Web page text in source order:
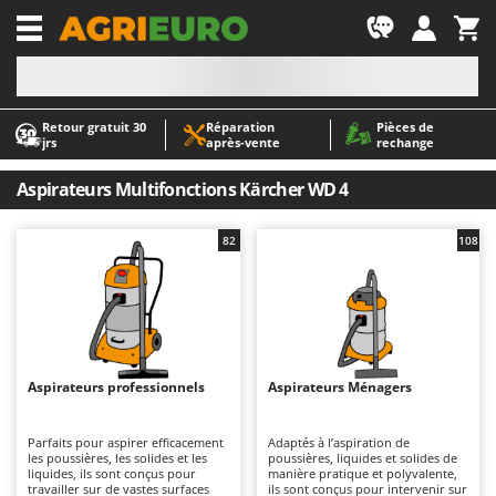
Retour gratuit 30
jrs
Réparation
après‑vente
Pièces de
rechange
-1
A
Abris de jardin
Accessoires pour tracteurs tondeuses autoportés
Aérateurs Scarificateurs pour gazon
Arracheuses de pommes de terre pour tracteur
Aspirateurs - Balais Électriques
Aspirateurs à cendres
Aspirateurs à feuilles sur roues
Aspirateurs de piscine
Atomiseurs agricoles pour tracteurs
Atomiseurs pour traitements
A
AgriEuro Premium
AgriEuro TOP-LINE
Airmec
AL-KO
ALA 2000
Alpina
Ama
Aspirateurs Multifonctions Kärcher WD 4
Aspirateurs professionnels
Parfaits pour aspirer efficacement
les poussières, les solides et les
liquides, ils sont conçus pour
travailler sur de vastes surfaces
82
Aspirateurs Ménagers
Adaptés à l’aspiration de
poussières, liquides et solides de
manière pratique et polyvalente,
ils sont conçus pour intervenir sur
108